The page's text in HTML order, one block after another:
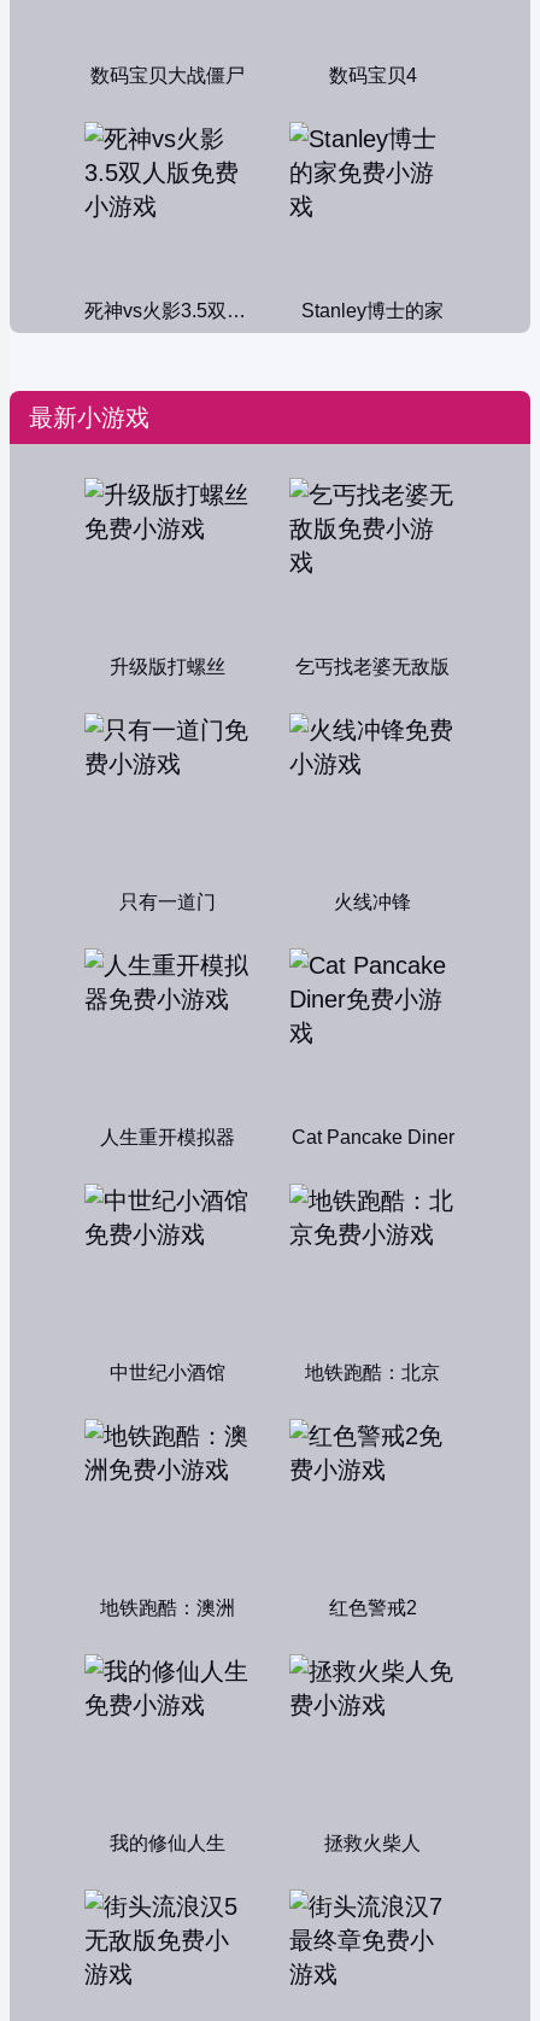
数码宝贝大战僵尸 数码宝贝4
死神vs火影3.5双人版 Stanley博士的家
最新小游戏
升级版打螺丝 乞丐找老婆无敌版
只有一道门 火线冲锋
人生重开模拟器 Cat Pancake Diner
中世纪小酒馆 地铁跑酷：北京
地铁跑酷：澳洲 红色警戒2
我的修仙人生 拯救火柴人